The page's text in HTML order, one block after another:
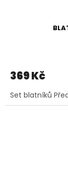
369 Kč
Set blatníků